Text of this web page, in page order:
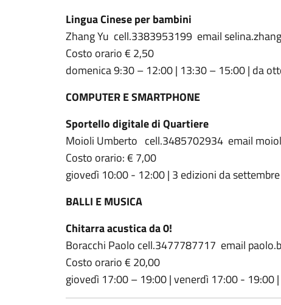
Lingua Cinese per bambini
Zhang Yu cell.3383953199 email
Costo orario € 2,50
domenica 9:30 – 12:00 | 13:30 – 15:00 | da
COMPUTER E SMARTPHONE
Sportello digitale di Quartiere
Moioli Umberto cell.3485702934 email
Costo orario: € 7,00
giovedì 10:00 - 12:00 | 3 edizioni da
BALLI E MUSICA
Chitarra acustica da 0!
Boracchi Paolo cell.3477787717 email
Costo orario € 20,00
giovedì 17:00 – 19:00 | venerdì 17:00 - 19:00